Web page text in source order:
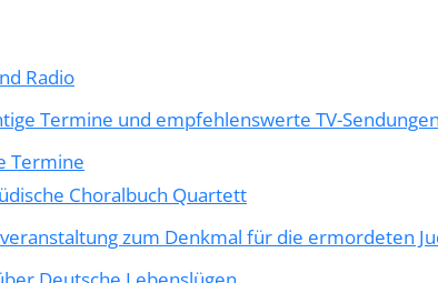
Radio
Termine und empfehlenswerte TV-Sendungen
Termine
Choralbuch Quartett
zum Denkmal für die ermordeten